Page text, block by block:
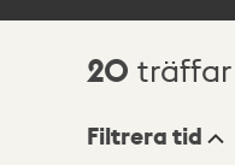
20
Filtrera tid